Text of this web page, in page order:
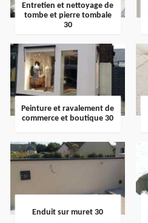
Entretien et nettoyage de
tombe et pierre tombale
30
Peinture et ravalement de
commerce et boutique 30
Enduit sur muret 30